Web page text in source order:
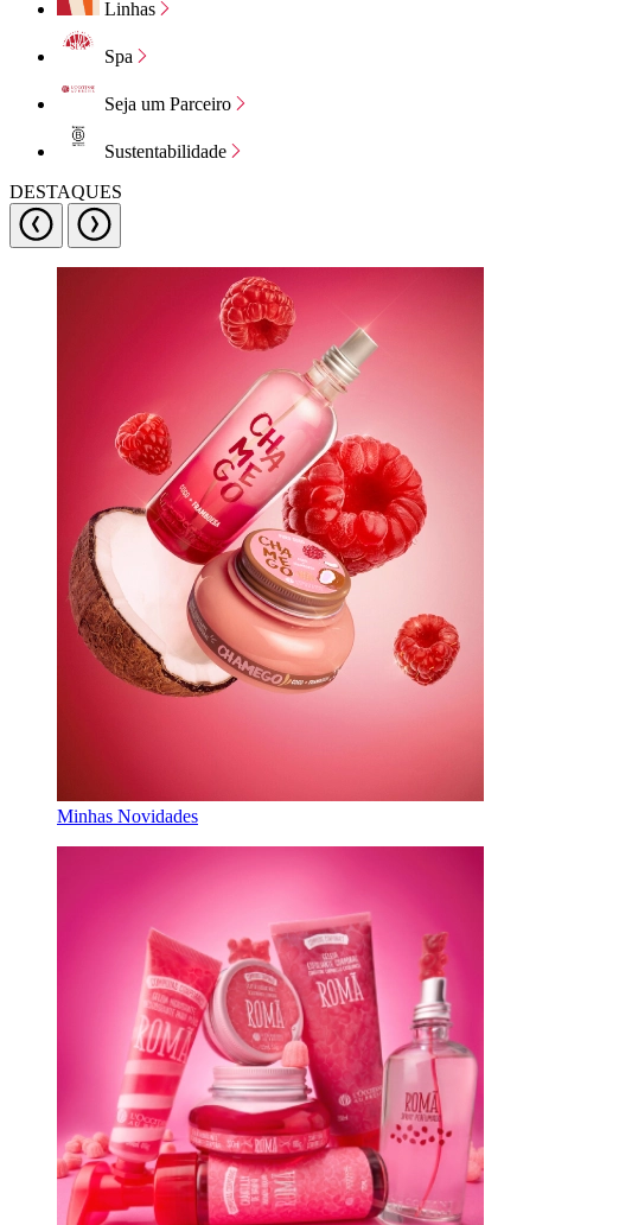
Linhas
Spa
Seja um Parceiro
Sustentabilidade
DESTAQUES
Minhas Novidades